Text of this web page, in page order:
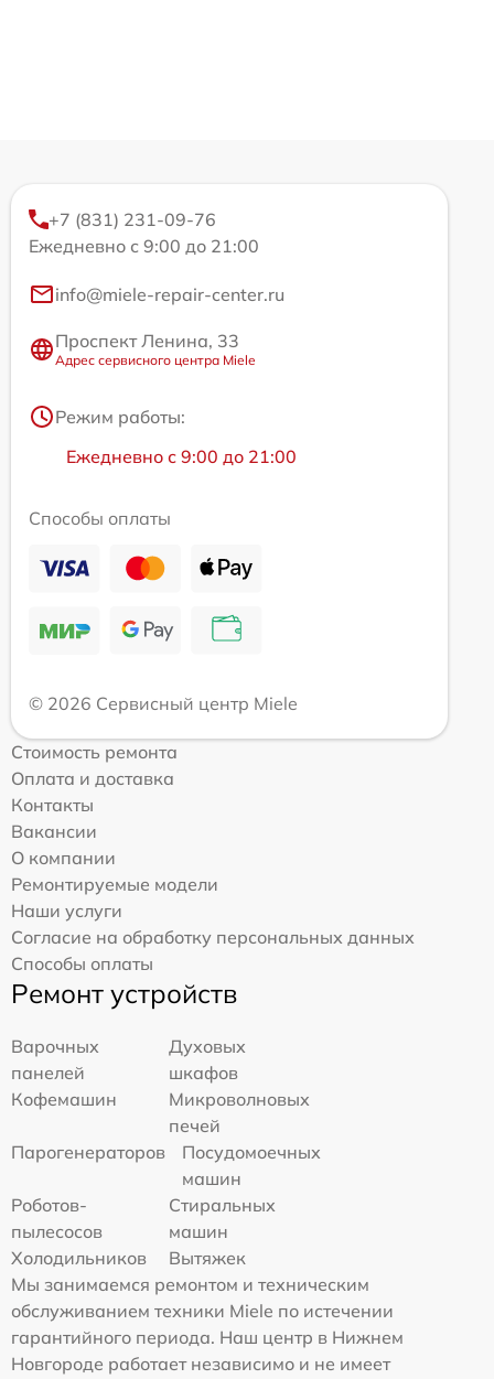
+7 (831) 231-09-76
Ежедневно с 9:00 до 21:00
info@miele-repair-center.ru
Проспект Ленина, 33
Адрес сервисного центра Miele
Режим работы:
Ежедневно с 9:00 до 21:00
Способы оплаты
© 2026 Сервисный центр Miele
Стоимость ремонта
Оплата и доставка
Контакты
Вакансии
О компании
Ремонтируемые модели
Наши услуги
Согласие на обработку персональных данных
Способы оплаты
Ремонт устройств
Варочных
панелей
Духовых
шкафов
Кофемашин
Микроволновых
печей
Парогенераторов
Посудомоечных
машин
Роботов-
пылесосов
Стиральных
машин
Холодильников
Вытяжек
Мы занимаемся ремонтом и техническим
обслуживанием техники Miele по истечении
гарантийного периода. Наш центр в Нижнем
Новгороде работает независимо и не имеет